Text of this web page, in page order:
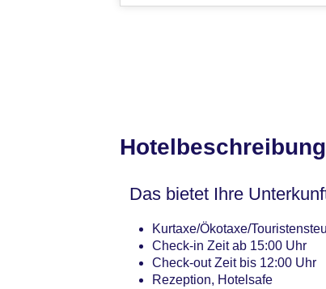
Das bietet Ihre
Kurtaxe/Ökotaxe/
Check-in Zeit ab 15:00 Uhr
Check-out Zeit bis 12:00 Uhr
Rezeption, Hotelsafe